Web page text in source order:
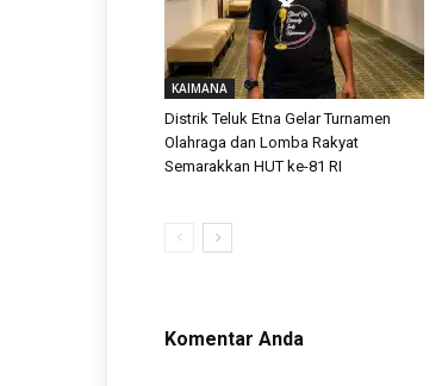
KAIMANA
Distrik Teluk Etna Gelar Turnamen
Olahraga dan Lomba Rakyat
Semarakkan HUT ke-81 RI
Komentar Anda